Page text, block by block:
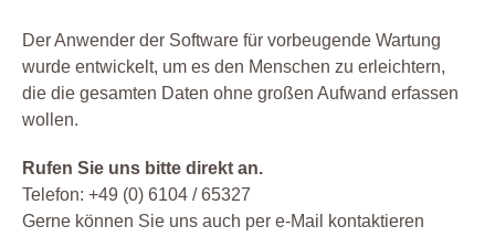
Der Anwender der Software für vorbeugende Wartung
wurde entwickelt, um es den Menschen zu erleichtern,
die die gesamten Daten ohne großen Aufwand erfassen
wollen.
Rufen Sie uns bitte direkt an.
Telefon: +49 (0) 6104 / 65327
Gerne können Sie uns auch per e-Mail kontaktieren